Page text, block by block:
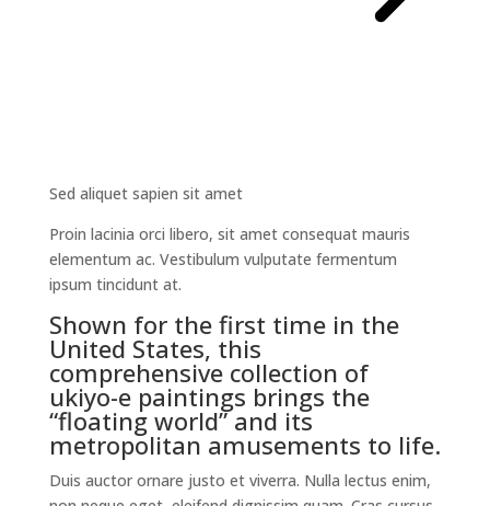
Sed aliquet sapien sit amet
Proin lacinia orci libero, sit amet consequat mauris
elementum ac. Vestibulum vulputate fermentum
ipsum tincidunt at.
Shown for the first time in the
United States, this
comprehensive collection of
ukiyo-e paintings brings the
“floating world” and its
metropolitan amusements to life.
Duis auctor ornare justo et viverra. Nulla lectus enim,